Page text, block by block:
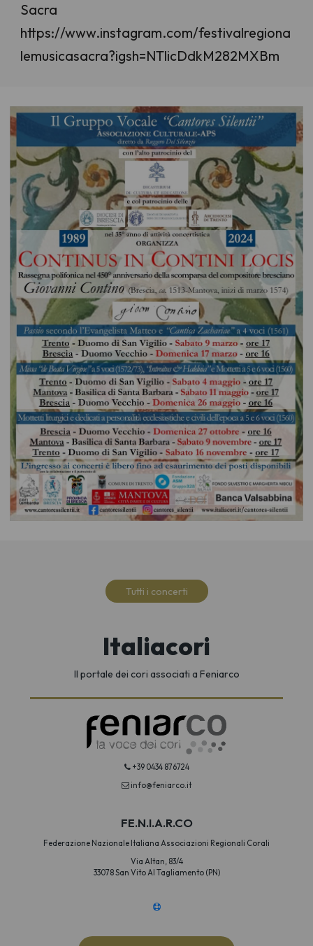
Sacra
https://www.instagram.com/festivalregiona
lemusicasacra?igsh=NTlicDdkM282MXBm
Tutti i concerti
Italiacori
Il portale dei cori associati a Feniarco
+39 0434 876724
info@feniarco.it
FE.N.I.A.R.CO
Federazione Nazionale Italiana Associazioni Regionali Corali
Via Altan, 83/4
33078 San Vito Al Tagliamento (PN)